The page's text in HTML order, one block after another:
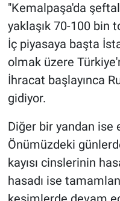
"Kemalpaşa'da
yaklaşık 70-100 bin
İç piyasaya başta
olmak üzere
İhracat başlayınca
gidiyor.
Diğer bir yandan ise
Önümüzdeki
kayısı cinslerinin
hasadı ise